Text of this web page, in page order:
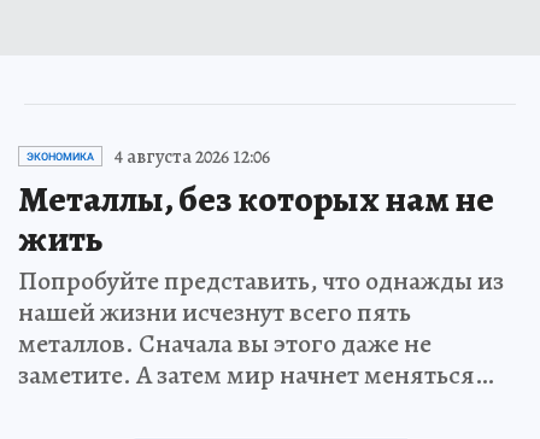
ЭКОНОМИКА 4 августа 2026 12:06
Металлы, без которых нам не
жить
Попробуйте представить, что однажды из
нашей жизни исчезнут всего пять
металлов. Сначала вы этого даже не
заметите. А затем мир начнет меняться…